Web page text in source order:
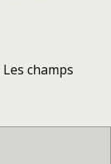
Les champs